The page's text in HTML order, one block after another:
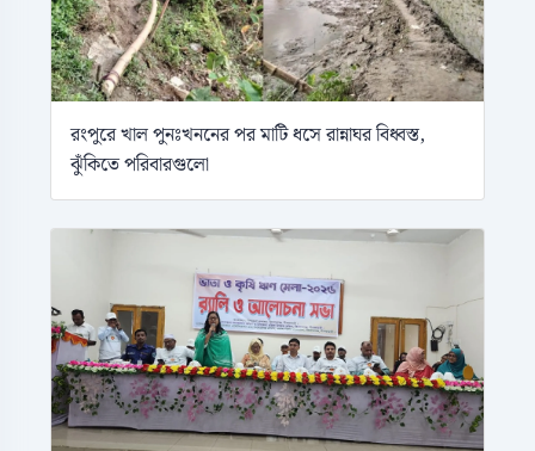
রংপুরে খাল পুনঃখননের পর মাটি ধসে রান্নাঘর বিধ্বস্ত,
ঝুঁকিতে পরিবারগুলো